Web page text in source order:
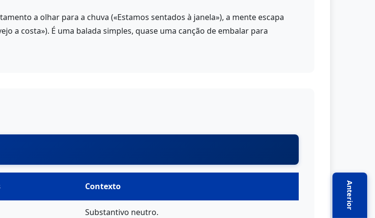
Anterior
a olhar para a chuva («Estamos sentados à janela»), a mente escapa
a costa»). É uma balada simples, quase uma canção de embalar para
Contexto
Substantivo neutro.